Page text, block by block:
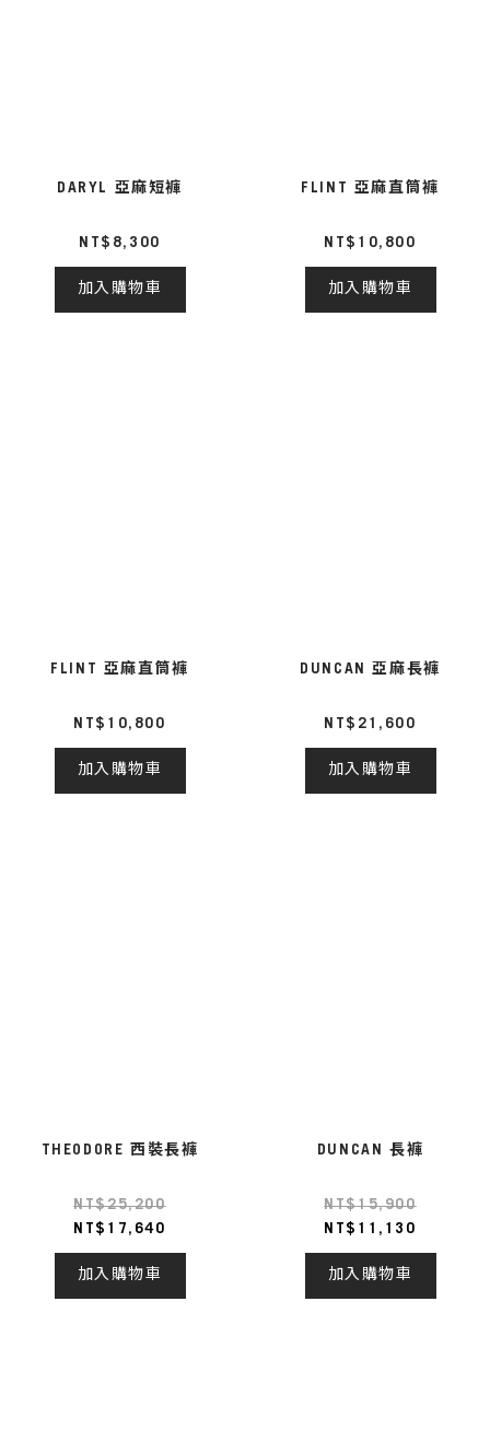
DARYL 亞麻短褲
NT$8,300
加入購物車
FLINT 亞麻直筒褲
NT$10,800
加入購物車
FLINT 亞麻直筒褲
NT$10,800
加入購物車
DUNCAN 亞麻長褲
NT$21,600
加入購物車
THEODORE 西裝長褲
NT$17,640
NT$25,200
加入購物車
DUNCAN 長褲
NT$11,130
NT$15,900
加入購物車